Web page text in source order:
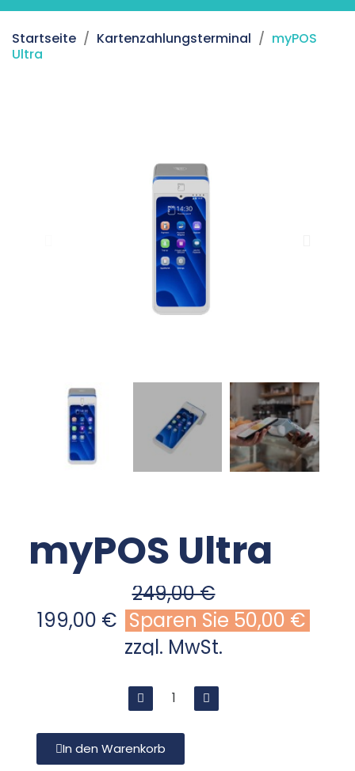
Startseite Kartenzahlungsterminal
myPOS
Ultra
myPOS Ultra
249,00 €
199,00 € Sparen Sie 50,00 €
zzgl. MwSt.
In den Warenkorb